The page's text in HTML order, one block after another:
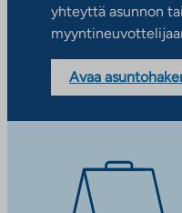
yhteyttä asunnon
Avaa